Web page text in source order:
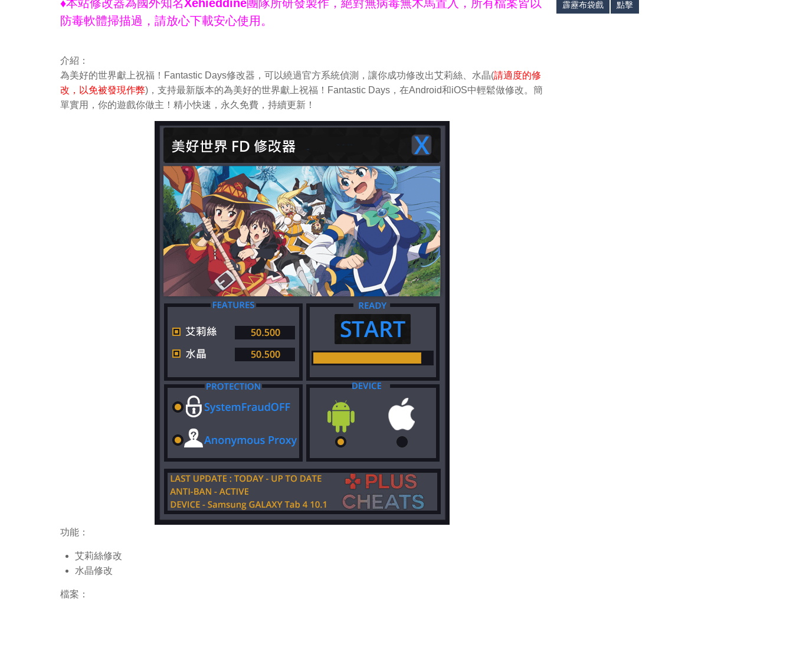
♦本站修改器為國外知名Xehieddine團隊所研發製作，絕對無病毒無木馬置入，所有檔案皆以
防毒軟體掃描過，請放心下載安心使用。
介紹：
為美好的世界獻上祝福！Fantastic Days修改器，可以繞過官方系統偵測，讓你成功修改出艾莉絲、水晶(請適度的修
改，以免被發現作弊)，支持最新版本的為美好的世界獻上祝福！Fantastic Days，在Android和iOS中輕鬆做修改。簡
單實用，你的遊戲你做主！精小快速，永久免費，持續更新！
功能：
艾莉絲修改
水晶修改
檔案：
霹靂布袋戲
點擊